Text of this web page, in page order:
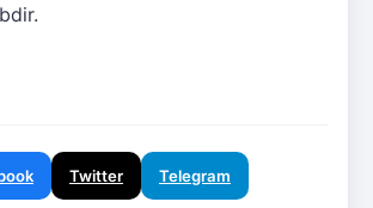
Twitter Telegram